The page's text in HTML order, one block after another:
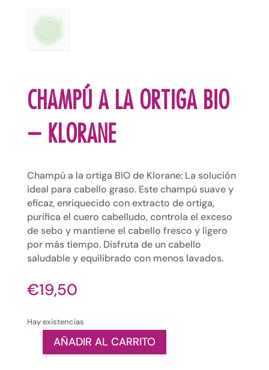
CHAMPÚ A LA ORTIGA BIO
– KLORANE
Champú a la ortiga BIO de Klorane: La solución
ideal para cabello graso. Este champú suave y
eficaz, enriquecido con extracto de ortiga,
purifica el cuero cabelludo, controla el exceso
de sebo y mantiene el cabello fresco y ligero
por más tiempo. Disfruta de un cabello
saludable y equilibrado con menos lavados.
€19,50
Hay existencias
ChampúAÑADIR AL CARRITO